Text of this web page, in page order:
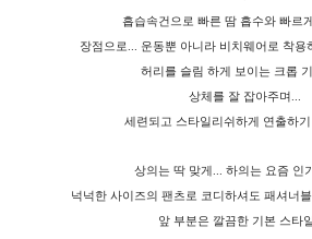
흡습속건으로 빠른 땀 흡수와 빠르
장점으로... 운동뿐 아니라 비치웨어로 착용
허리를 슬림 하게 보이는 크롭
상체를 잘 잡아주며...
세련되고 스타일리쉬하게 연출하기
상의는 딱 맞게... 하의는 요즘 인
넉넉한 사이즈의 팬츠로 코디하셔도 패셔너
앞 부분은 깔끔한 기본 스타